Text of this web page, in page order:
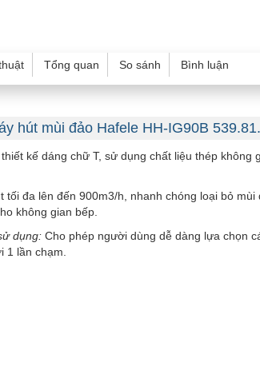
Tổng quan So sánh Bình luận
hút mùi đảo Hafele HH-IG90B
thiết kế dáng chữ T, sử dụng chất liệu thép không
tối đa lên đến 900m3/h, nhanh chóng loại bỏ
không gian bếp.
dụng: Cho phép người dùng dễ dàng lựa chọn
1 lần chạm.